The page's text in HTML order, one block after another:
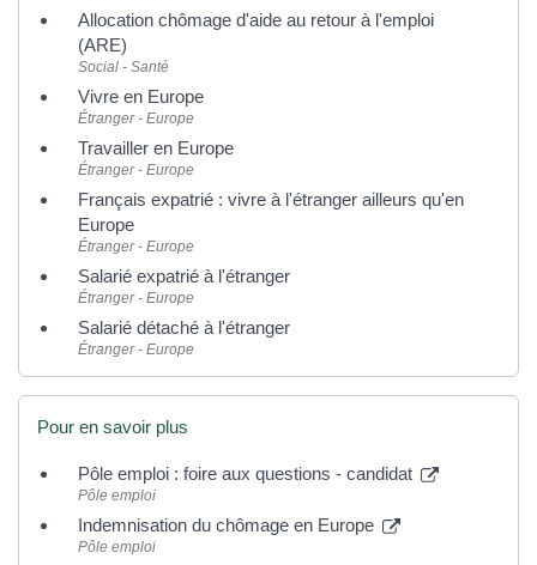
Allocation chômage d'aide au retour à l'emploi
(ARE)
Social - Santé
Vivre en Europe
Étranger - Europe
Travailler en Europe
Étranger - Europe
Français expatrié : vivre à l'étranger ailleurs qu'en
Europe
Étranger - Europe
Salarié expatrié à l'étranger
Étranger - Europe
Salarié détaché à l'étranger
Étranger - Europe
Pour en savoir plus
Pôle emploi : foire aux questions - candidat
Pôle emploi
Indemnisation du chômage en Europe
Pôle emploi